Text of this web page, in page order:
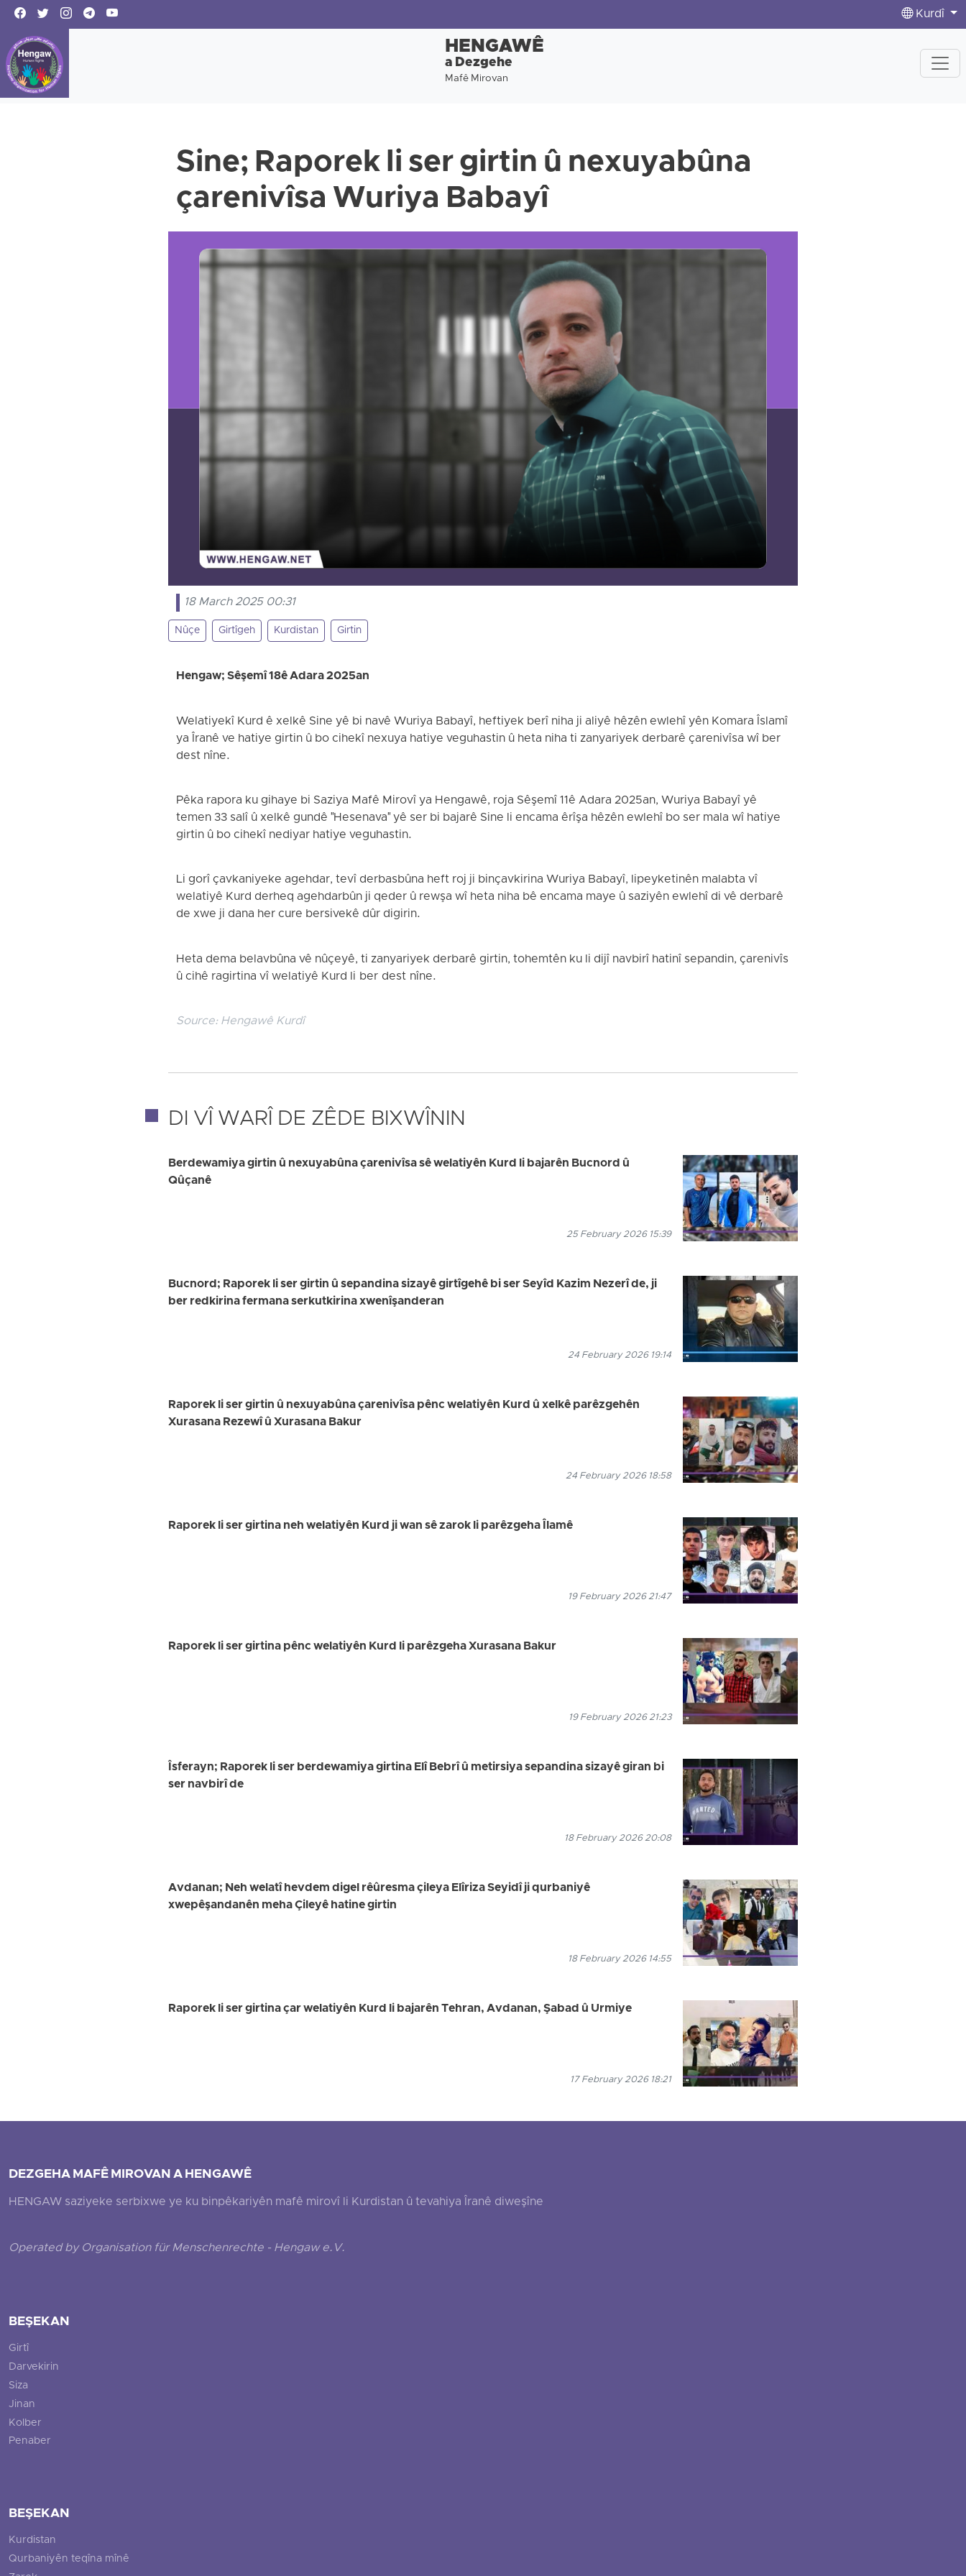
Kurdî
HENGAWÊ
a Dezgehe
Mafê Mirovan
Sine; Raporek li ser girtin û nexuyabûna
çarenivîsa Wuriya Babayî
18 March 2025 00:31
Nûçe Girtîgeh Kurdistan Girtin
Hengaw; Sêşemî 18ê Adara 2025an
Welatiyekî Kurd ê xelkê Sine yê bi navê Wuriya Babayî, heftiyek berî niha ji aliyê hêzên ewlehî yên Komara Îslamî
ya Îranê ve hatiye girtin û bo cihekî nexuya hatiye veguhastin û heta niha ti zanyariyek derbarê çarenivîsa wî ber
dest nîne.
Pêka rapora ku gihaye bi Saziya Mafê Mirovî ya Hengawê, roja Sêşemî 11ê Adara 2025an, Wuriya Babayî yê
temen 33 salî û xelkê gundê "Hesenava" yê ser bi bajarê Sine li encama êrîşa hêzên ewlehî bo ser mala wî hatiye
girtin û bo cihekî nediyar hatiye veguhastin.
Li gorî çavkaniyeke agehdar, tevî derbasbûna heft roj ji binçavkirina Wuriya Babayî, lipeyketinên malabta vî
welatiyê Kurd derheq agehdarbûn ji qeder û rewşa wî heta niha bê encama maye û saziyên ewlehî di vê derbarê
de xwe ji dana her cure bersivekê dûr digirin.
Heta dema belavbûna vê nûçeyê, ti zanyariyek derbarê girtin, tohemtên ku li dijî navbirî hatinî sepandin, çarenivîs
û cihê ragirtina vî welatiyê Kurd li ber dest nîne.
Source: Hengawê Kurdî
DI VÎ WARÎ DE ZÊDE BIXWÎNIN
Berdewamiya girtin û nexuyabûna çarenivîsa sê welatiyên Kurd li bajarên Bucnord û
Qûçanê
25 February 2026 15:39
Bucnord; Raporek li ser girtin û sepandina sizayê girtîgehê bi ser Seyîd Kazim Nezerî de, ji
ber redkirina fermana serkutkirina xwenîşanderan
24 February 2026 19:14
Raporek li ser girtin û nexuyabûna çarenivîsa pênc welatiyên Kurd û xelkê parêzgehên
Xurasana Rezewî û Xurasana Bakur
24 February 2026 18:58
Raporek li ser girtina neh welatiyên Kurd ji wan sê zarok li parêzgeha Îlamê
19 February 2026 21:47
Raporek li ser girtina pênc welatiyên Kurd li parêzgeha Xurasana Bakur
19 February 2026 21:23
Îsferayn; Raporek li ser berdewamiya girtina Elî Bebrî û metirsiya sepandina sizayê giran bi
ser navbirî de
18 February 2026 20:08
Avdanan; Neh welatî hevdem digel rêûresma çileya Elîriza Seyidî ji qurbaniyê
xwepêşandanên meha Çileyê hatine girtin
18 February 2026 14:55
Raporek li ser girtina çar welatiyên Kurd li bajarên Tehran, Avdanan, Şabad û Urmiye
17 February 2026 18:21
DEZGEHA MAFÊ MIROVAN A HENGAWÊ
HENGAW saziyeke serbixwe ye ku binpêkariyên mafê mirovî li Kurdistan û tevahiya Îranê diweşîne
Operated by Organisation für Menschenrechte - Hengaw e.V.
BEŞEKAN
Girtî
Darvekirin
Siza
Jinan
Kolber
Penaber
BEŞEKAN
Kurdistan
Qurbaniyên teqîna mînê